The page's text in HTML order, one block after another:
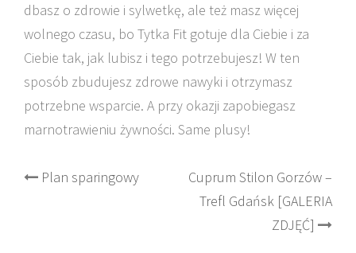
dbasz o zdrowie i sylwetkę, ale też masz więcej
wolnego czasu, bo Tytka Fit gotuje dla Ciebie i za
Ciebie tak, jak lubisz i tego potrzebujesz! W ten
sposób zbudujesz zdrowe nawyki i otrzymasz
potrzebne wsparcie. A przy okazji zapobiegasz
marnotrawieniu żywności. Same plusy!
Post
Plan sparingowy
Cuprum Stilon Gorzów –
Trefl Gdańsk [GALERIA
ZDJĘĆ]